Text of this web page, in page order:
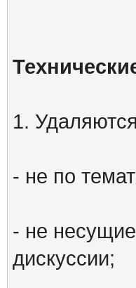
1.
- не по
- не
дискуссии;